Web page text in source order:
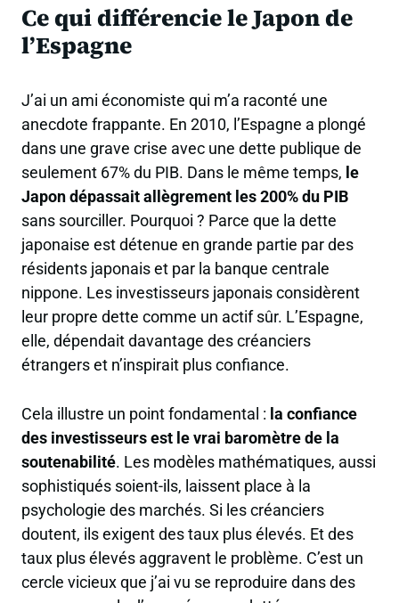
Ce qui différencie le Japon de
l’Espagne
J’ai un ami économiste qui m’a raconté une
anecdote frappante. En 2010, l’Espagne a plongé
dans une grave crise avec une dette publique de
seulement 67% du PIB. Dans le même temps, le
Japon dépassait allègrement les 200% du PIB
sans sourciller. Pourquoi ? Parce que la dette
japonaise est détenue en grande partie par des
résidents japonais et par la banque centrale
nippone. Les investisseurs japonais considèrent
leur propre dette comme un actif sûr. L’Espagne,
elle, dépendait davantage des créanciers
étrangers et n’inspirait plus confiance.
Cela illustre un point fondamental : la confiance
des investisseurs est le vrai baromètre de la
soutenabilité. Les modèles mathématiques, aussi
sophistiqués soient-ils, laissent place à la
psychologie des marchés. Si les créanciers
doutent, ils exigent des taux plus élevés. Et des
taux plus élevés aggravent le problème. C’est un
cercle vicieux que j’ai vu se reproduire dans des